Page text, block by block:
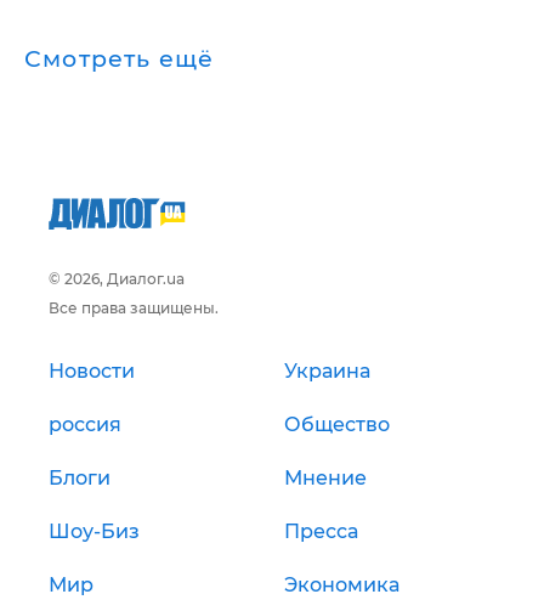
Смотреть ещё
© 2026, Диалог.ua
Все права защищены.
Новости Украина
россия Общество
Блоги Мнение
Шоу-Биз Пресса
Мир Экономика